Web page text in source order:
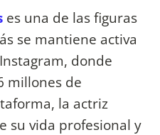
es una de las figuras
se mantiene activa
donde
millones de
la actriz
su vida profesional y